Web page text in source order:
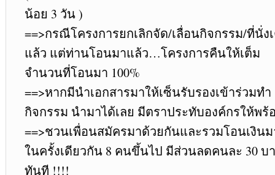
น้อย 3 วัน )
==>กรณีโครงการยกเลิกจัด/เลื่อนกิจกรรม/ที่นั่ง
แล้ว แต่ท่านโอนมาแล้ว…โครงการคืนให้เต็ม
จำนวนที่โอนมา 100%
==>หากมีนำเอกสารมาให้เซ็นรับรองเข้าร่วมทำ
กิจกรรม นำมาได้เลย มีตราประทับองค์กรให้พร้
==>ชวนเพื่อนสมัครมาด้วยกันและรวมโอนเงิน
ในครั้งเดียวกัน 8 คนขึ้นไป มีส่วนลดคนละ 30 บ
ทันที !!!!